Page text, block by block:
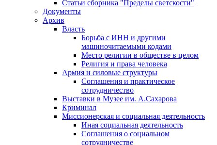
Статьи сборника "Пределы светскости"
Документы
Архив
Власть
Борьба с ИНН и другими
машиночитаемыми кодами
Место религии в обществе в целом
Религия и права человека
Армия и силовые структуры
Соглашения и практическое
сотрудничество
Выставки в Музее им. А.Сахарова
Криминал
Миссионерская и социальная деятельность
Иная социальная деятельность
Соглашения о социальном
сотрудничестве